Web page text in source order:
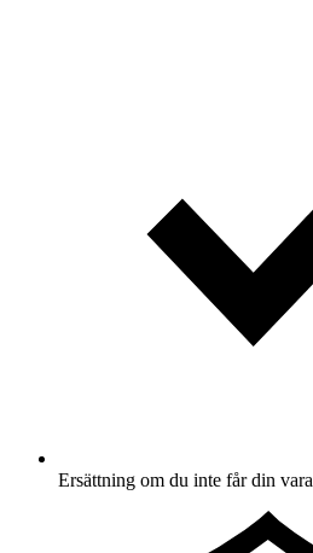
Ersättning om du inte får din vara